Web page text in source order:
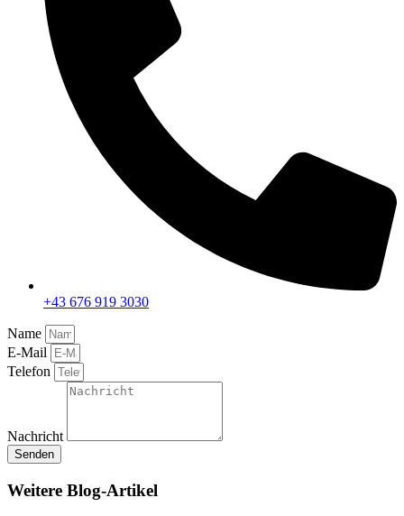
+43 676 919 3030
Name
E-Mail
Telefon
Nachricht
Senden
Weitere Blog-Artikel